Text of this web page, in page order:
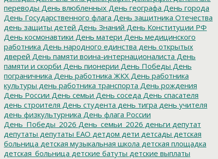
переводы День влюбленных День географа День города
День Государственного флага День защитника Отечества
день защиты детей День Знаний День Конституции РФ
День космонавтики День матери День медицинского
работника День народного единства день открытых
дверей День памяти воина-интернационалиста День
памяти и скорби День пионерии День Победы День
пограничника День работника ЖКХ День работника
культуры день работника транспорта День рождения
День России День семьи День соседа День спасателя
день строителя День студента день тигра день учителя
день физкультурника День флага России
День_Победы_2026 День_семьи_2026 деньги депутат
депутаты депутаты ЕАО детдом дети детсады детская
больница детская музыкальная школа детская площадка
детская_больница детские батуты детские выплаты